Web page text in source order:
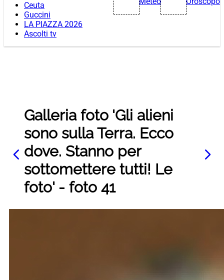
Ceuta
Guccini
LA PIAZZA 2026
Ascolti tv
Galleria foto 'Gli alieni
sono sulla Terra. Ecco
dove. Stanno per
sottomettere tutti! Le
foto' - foto 41